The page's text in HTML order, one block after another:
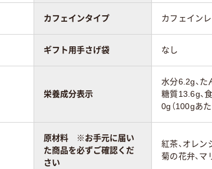
カフェインタイプ カフェイン
ギフト用手さげ袋 なし
栄養成分表示
水分6.2g、た
糖質13.6g、
0g（100gあた
原材料 ※お手元に届い
た商品を必ずご確認くだ
さい
紅茶、オレン
菊の花弁、